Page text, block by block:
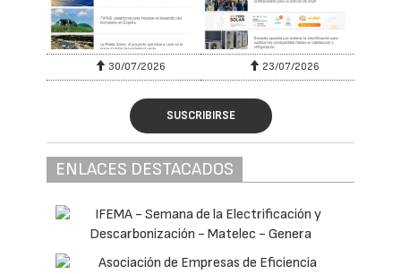
30/07/2026 23/07/2026
SUSCRIBIRSE
ENLACES DESTACADOS